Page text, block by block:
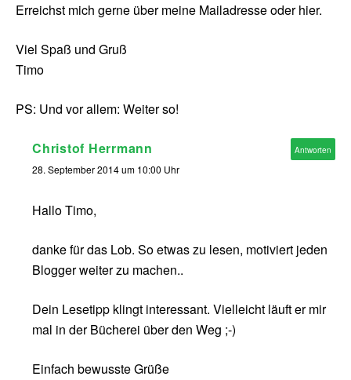
Erreichst mich gerne über meine Mailadresse oder hier.
Viel Spaß und Gruß
Timo
PS: Und vor allem: Weiter so!
Christof Herrmann
28. September 2014 um 10:00 Uhr
Hallo Timo,
danke für das Lob. So etwas zu lesen, motiviert jeden
Blogger weiter zu machen..
Dein Lesetipp klingt interessant. Vielleicht läuft er mir
mal in der Bücherei über den Weg ;-)
Einfach bewusste Grüße
Antworten